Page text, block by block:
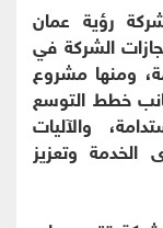
رؤية عمان
الشركة في
ومنها مشروع
خطط التوسع
والآليات
وتعزيز